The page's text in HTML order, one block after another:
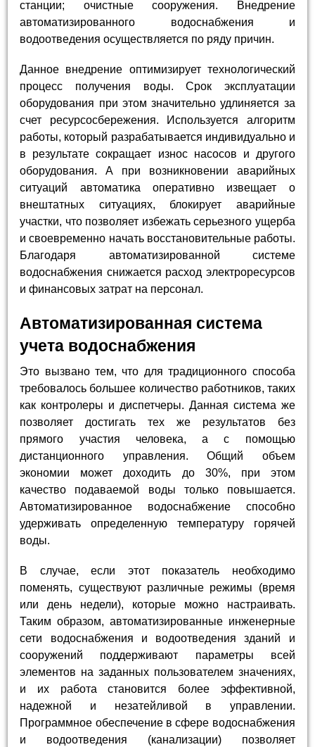
станции; очистные сооружения. Внедрение
автоматизированного водоснабжения и
водоотведения осуществляется по ряду причин.
Данное внедрение оптимизирует технологический
процесс получения воды. Срок эксплуатации
оборудования при этом значительно удлиняется за
счет ресурсосбережения. Используется алгоритм
работы, который разрабатывается индивидуально и
в результате сокращает износ насосов и другого
оборудования. А при возникновении аварийных
ситуаций автоматика оперативно извещает о
внештатных ситуациях, блокирует аварийные
участки, что позволяет избежать серьезного ущерба
и своевременно начать восстановительные работы.
Благодаря автоматизированной системе
водоснабжения снижается расход электроресурсов
и финансовых затрат на персонал.
Автоматизированная система
учета водоснабжения
Это вызвано тем, что для традиционного способа
требовалось большее количество работников, таких
как контролеры и диспетчеры. Данная система же
позволяет достигать тех же результатов без
прямого участия человека, а с помощью
дистанционного управления. Общий объем
экономии может доходить до 30%, при этом
качество подаваемой воды только повышается.
Автоматизированное водоснабжение способно
удерживать определенную температуру горячей
воды.
В случае, если этот показатель необходимо
поменять, существуют различные режимы (время
или день недели), которые можно настраивать.
Таким образом, автоматизированные инженерные
сети водоснабжения и водоотведения зданий и
сооружений поддерживают параметры всей
элементов на заданных пользователем значениях,
и их работа становится более эффективной,
надежной и незатейливой в управлении.
Программное обеспечение в сфере водоснабжения
и водоотведения (канализации) позволяет